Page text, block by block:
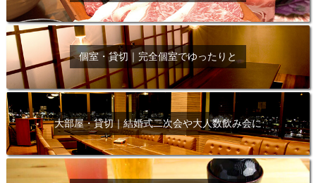
個室・貸切｜完全個室でゆったりと
大部屋・貸切｜結婚式二次会や大人数飲み会に